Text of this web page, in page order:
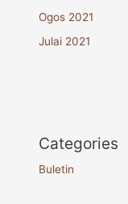
Ogos 2021
Julai 2021
Categories
Buletin